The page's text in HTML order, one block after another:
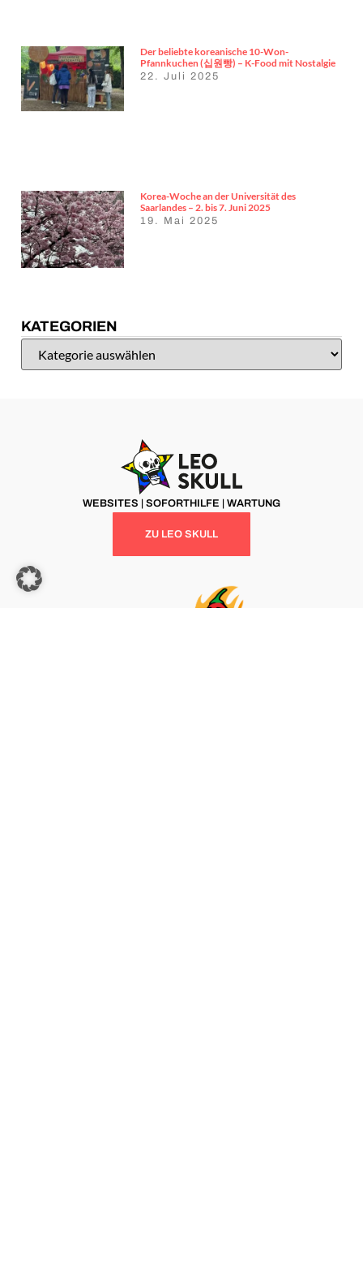
Der beliebte koreanische 10-Won-
Pfannkuchen (십원빵) – K-Food mit Nostalgie
22. Juli 2025
Korea-Woche an der Universität des
Saarlandes – 2. bis 7. Juni 2025
19. Mai 2025
KATEGORIEN
WEBSITES | SOFORTHILFE | WARTUNG
ZU LEO SKULL